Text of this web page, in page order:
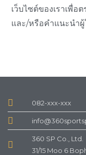
เว็บไซต์ของเราเพื่
และ/หรือคำแนะนำ
082-xxx-xxx
360 SP Co., Ltd.
31/15 Moo 6